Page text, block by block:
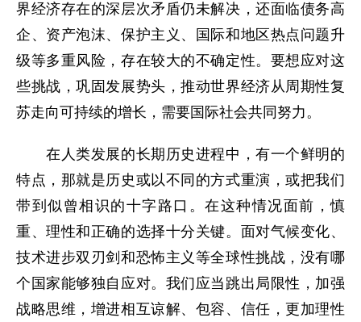
界经济存在的深层次矛盾仍未解决，还面临债务高
企、资产泡沫、保护主义、国际和地区热点问题升
级等多重风险，存在较大的不确定性。要想应对这
些挑战，巩固发展势头，推动世界经济从周期性复
苏走向可持续的增长，需要国际社会共同努力。
在人类发展的长期历史进程中，有一个鲜明的
特点，那就是历史或以不同的方式重演，或把我们
带到似曾相识的十字路口。在这种情况面前，慎
重、理性和正确的选择十分关键。面对气候变化、
技术进步双刃剑和恐怖主义等全球性挑战，没有哪
个国家能够独自应对。我们应当跳出局限性，加强
战略思维，增进相互谅解、包容、信任，更加理性